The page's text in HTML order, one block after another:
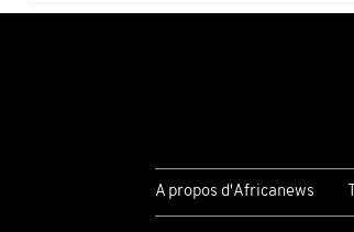
A propos d'Africanews